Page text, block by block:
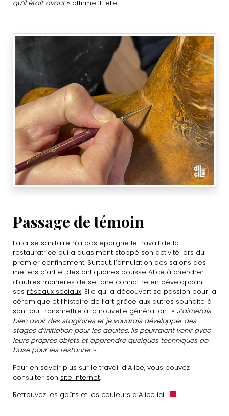
qu’il était avant» affirme-t-elle.
Passage de témoin
La crise sanitaire n’a pas épargné le travail de la
restauratrice qui a quasiment stoppé son activité lors du
premier confinement. Surtout, l’annulation des salons des
métiers d’art et des antiquaires pousse Alice à chercher
d’autres manières de se faire connaître en développant
ses réseaux sociaux. Elle qui a découvert sa passion pour la
céramique et l’histoire de l’art grâce aux autres souhaite à
son tour transmettre à la nouvelle génération : « J’aimerais
bien avoir des stagiaires et je voudrais développer des
stages d’initiation pour les adultes. Ils pourraient venir avec
leurs propres objets et apprendre quelques techniques de
base pour les restaurer».
Pour en savoir plus sur le travail d’Alice, vous pouvez
consulter son site internet.
Retrouvez les goûts et les couleurs d’Alice ici.